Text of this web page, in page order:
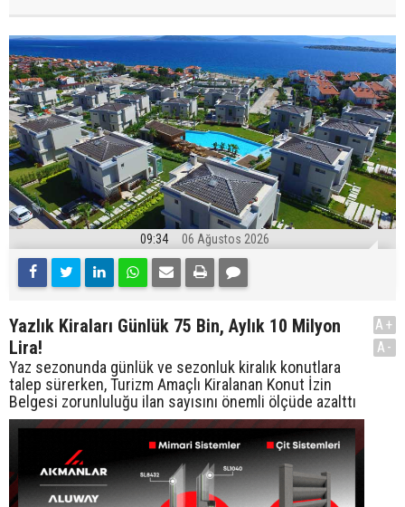
09:34 06 Ağustos 2026
Yazlık Kiraları Günlük 75 Bin, Aylık 10 Milyon
Lira!
Yaz sezonunda günlük ve sezonluk kiralık konutlara
talep sürerken, Turizm Amaçlı Kiralanan Konut İzin
Belgesi zorunluluğu ilan sayısını önemli ölçüde azalttı
A+
A-